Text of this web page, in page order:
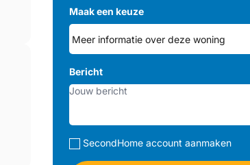
Maak een keuze
Bericht
SecondHome account aanmaken